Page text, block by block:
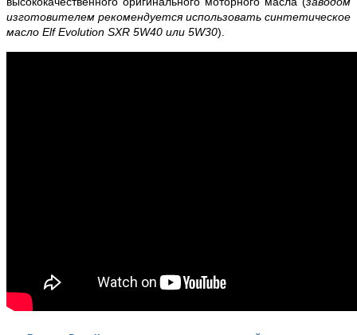
изготовителем рекомендуется использовать синтетическое
масло Elf Evolution SXR 5W40 или 5W30).